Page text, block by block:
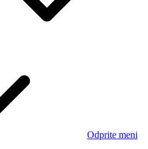
Odprite meni